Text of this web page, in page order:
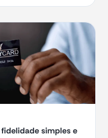
simples e